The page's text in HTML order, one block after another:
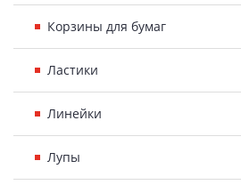
Корзины для бумаг
Ластики
Линейки
Лупы